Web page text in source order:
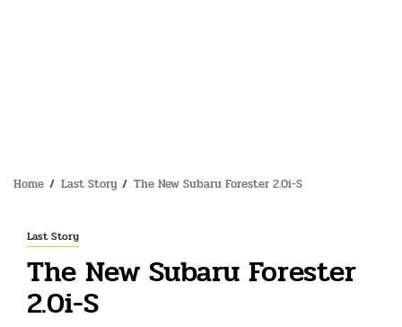
Home Last Story The New Subaru Forester 2.0i-S
Last Story
The New Subaru Forester
2.0i-S